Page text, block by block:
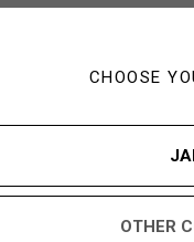
CHOOSE
OTHER
てご利用